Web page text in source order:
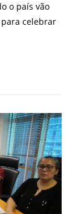
o país vão
celebrar